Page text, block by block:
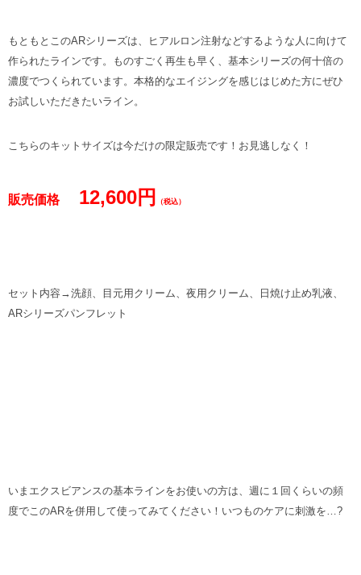
もともとこのARシリーズは、ヒアルロン注射などするような人に向けて
作られたラインです。ものすごく再生も早く、基本シリーズの何十倍の
濃度でつくられています。本格的なエイジングを感じはじめた方にぜひ
お試しいただきたいライン。
こちらのキットサイズは今だけの限定販売です！お見逃しなく！
販売価格12,600円 （税込）
セット内容→洗顔、目元用クリーム、夜用クリーム、日焼け止め乳液、
ARシリーズパンフレット
いまエクスビアンスの基本ラインをお使いの方は、週に１回くらいの頻
度でこのARを併用して使ってみてください！いつものケアに刺激を…?